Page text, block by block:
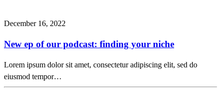
December 16, 2022
New ep of our podcast: finding your niche
Lorem ipsum dolor sit amet, consectetur adipiscing elit, sed do
eiusmod tempor…